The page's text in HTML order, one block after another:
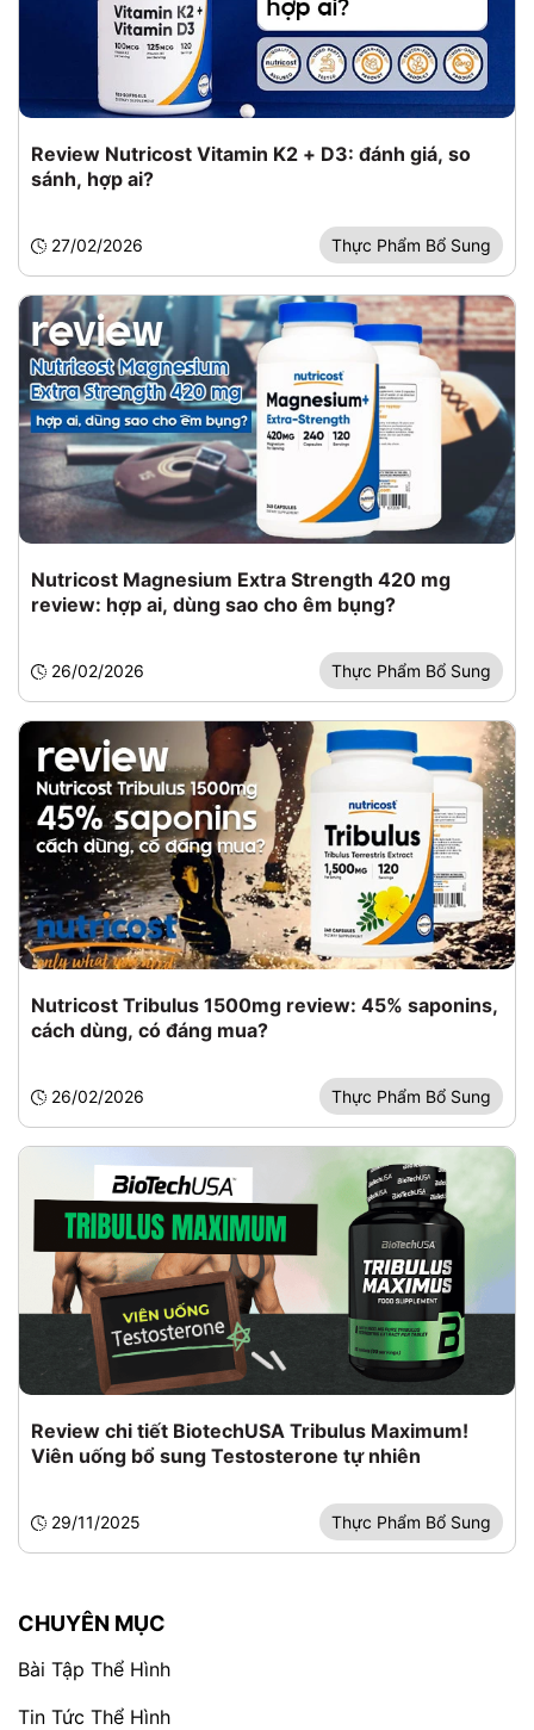
Review Nutricost Vitamin K2 + D3: đánh giá, so
sánh, hợp ai?
27/02/2026 Thực Phẩm Bổ Sung
Nutricost Magnesium Extra Strength 420 mg
review: hợp ai, dùng sao cho êm bụng?
26/02/2026 Thực Phẩm Bổ Sung
Nutricost Tribulus 1500mg review: 45% saponins,
cách dùng, có đáng mua?
26/02/2026 Thực Phẩm Bổ Sung
Review chi tiết BiotechUSA Tribulus Maximum!
Viên uống bổ sung Testosterone tự nhiên
29/11/2025 Thực Phẩm Bổ Sung
CHUYÊN MỤC
Bài Tập Thể Hình
Tin Tức Thể Hình